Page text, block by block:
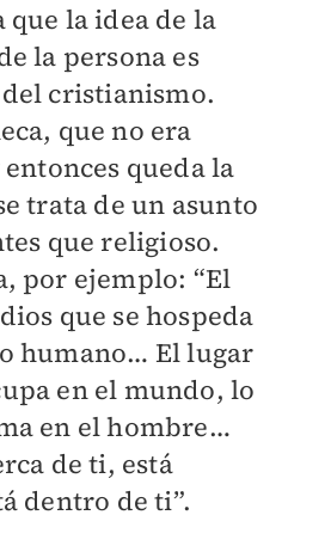
que la idea de la
la persona es
cristianismo.
que no era
queda la
trata de un asunto
que religioso.
por ejemplo: “El
que se hospeda
humano… El lugar
en el mundo, lo
en el hombre…
de ti, está
dentro de ti”.